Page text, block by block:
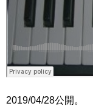
2019/04/28公開。